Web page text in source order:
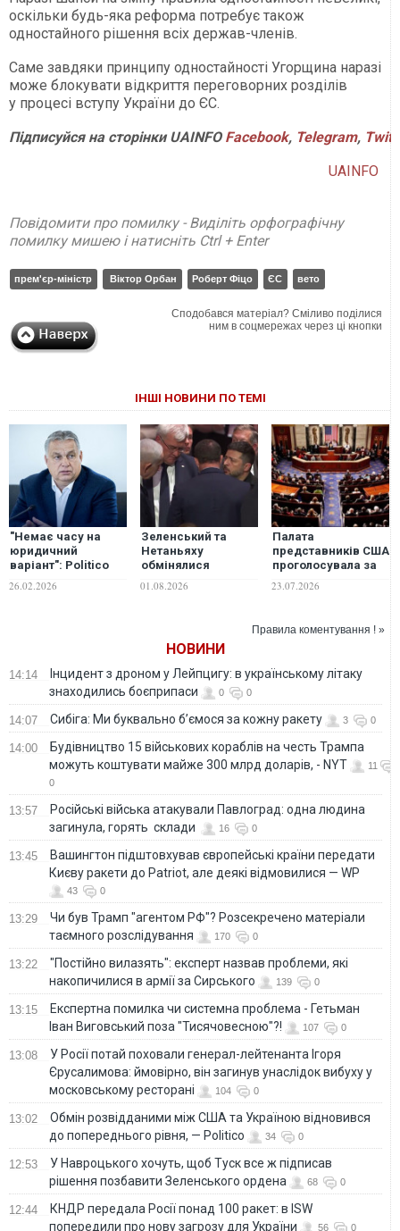
оскільки будь-яка реформа потребує також
одностайного рішення всіх держав-членів.
Саме завдяки принципу одностайності Угорщина наразі
може блокувати відкриття переговорних розділів
у процесі вступу України до ЄС.
Підписуйся на сторінки UAINFO Facebook, Telegram,
UAINFO
Повідомити про помилку - Виділіть орфографічну
помилку мишею і натисніть Ctrl + Enter
прем'єр-міністр Віктор Орбан Роберт Фіцо ЄС вето
Сподобався матеріал? Сміливо поділися
ним в соцмережах через ці кнопки
ІНШІ НОВИНИ ПО ТЕМІ
"Немає часу на
юридичний
варіант": Politico
не хоче тиснути на
26.02.2026
Зеленський та
Нетаньяху
обмінялися
на похороні Грема,
01.08.2026
Палата
представників США
проголосувала за
воєнних
23.07.2026
Правила коментування ! »
НОВИНИ
14:14
Інцидент з дроном у Лейпцигу: в українському літаку
знаходились боєприпаси
0 0
14:07 Сибіга: Ми буквально б’ємося за кожну ракету 3 0
14:00
Будівництво 15 військових кораблів на честь Трампа
можуть коштувати майже 300 млрд доларів, - NYT
11
0
13:57
Російські війська атакували Павлоград: одна людина
загинула, горять склади
16 0
13:45
Вашингтон підштовхував європейські країни передати
Києву ракети до Patriot, але деякі відмовилися — WP
43 0
13:29
Чи був Трамп "агентом РФ"? Розсекречено матеріали
таємного розслідування
170 0
13:22
"Постійно вилазять": експерт назвав проблеми, які
накопичилися в армії за Сирського
139 0
13:15
Eкспертна помилка чи системна проблема - Гетьман
Іван Виговський поза "Тисячовесною"?!
107 0
13:08
У Росії потай поховали генерал-лейтенанта Ігоря
Єрусалимова: ймовірно, він загинув унаслідок вибуху у
московському ресторані
104 0
13:02
Обмін розвідданими між США та Україною відновився
до попереднього рівня, — Politico
34 0
12:53
У Навроцького хочуть, щоб Туск все ж підписав
рішення позбавити Зеленського ордена
68 0
12:44
КНДР передала Росії понад 100 ракет: в ISW
попередили про нову загрозу для України
56 0